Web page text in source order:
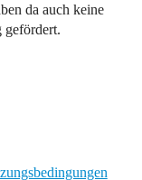
da auch keine
gefördert.